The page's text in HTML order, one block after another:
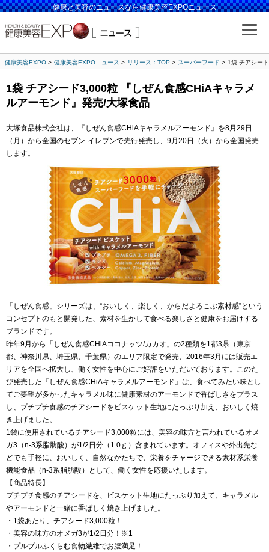
健康と美容のニュースなら健康美容EXPOニュース
健康美容EXPO 健康美容EXPOニュース リリース：TOP スーパーフード 1袋 チアシー
1袋 チアシード3,000粒 『しぜん食感CHiAキャラメ
ルアーモンド』発売/大塚食品
大塚食品株式会社は、『しぜん食感CHiAキャラメルアーモンド』を8月29日
（月）から全国のセブン‐イレブンで先行発売し、9月20日（火）から全国発売
します。
「しぜん食感」シリーズは、“おいしく、楽しく、からだよろこぶ素材感”という
コンセプトのもと開発した、素材を生かして食べる楽しさと健康をお届けする
ブランドです。
昨年9月から「しぜん食感CHiAココナッツ/カカオ」の2種類を1都3県（東京
都、神奈川県、埼玉県、千葉県）のエリア限定で発売、2016年3月には販売エ
リアを全国へ拡大し、働く女性を中心にご好評をいただいております。このた
び発売した『しぜん食感CHiAキャラメルアーモンド』は、食べてみたい味とし
てご要望が多かったキャラメル味に健康素材のアーモンドで香ばしさをプラス
し、プチプチ食感のチアシードをビスケット生地にたっぷり加え、おいしく焼
き上げました。
1袋に使用されているチアシード3,000粒には、美容の味方と言われているオメ
ガ3（n-3系脂肪酸）が1/2日分（1.0ｇ）含まれています。オフィスや外出先な
どでも手軽に、おいしく、自然なかたちで、栄養をチャージできる素材系栄養
機能食品（n-3系脂肪酸）として、働く女性を応援いたします。
【商品特長】
プチプチ食感のチアシードを、ビスケット生地にたっぷり加えて、キャラメル
やアーモンドと一緒に香ばしく焼き上げました。
・1袋あたり、チアシード3,000粒！
・美容の味方のオメガ3が1/2日分！※1
・プルプルふくらむ食物繊維でお腹満足！